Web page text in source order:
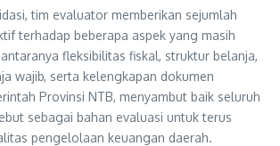
tim evaluator memberikan sejumlah
terhadap beberapa aspek yang masih
fleksibilitas fiskal, struktur belanja,
wajib, serta kelengkapan dokumen
Provinsi NTB, menyambut baik seluruh
sebagai bahan evaluasi untuk terus
pengelolaan keuangan daerah.